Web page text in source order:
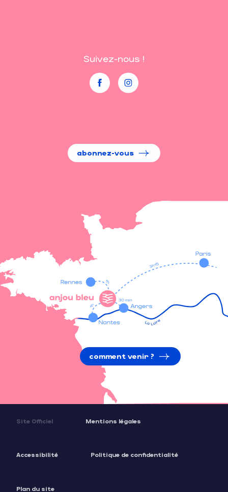
Suivez-nous !
abonnez-vous
comment venir ?
Site Officiel Mentions légales
Accessibilité Politique de confidentialité
Plan du site